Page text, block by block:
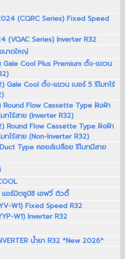
(CQRC Series) Fixed Speed
(VQAC Series) Inverter R32
นาดใหญ่
Gale Cool Plus Premium ตั้ง-แขวน
Gale Cool ตั้ง-แขวน เบอร์ 5 รีโมทไร้
Round Flow Cassette Type ฝังฝ้า
ทไร้สาย (Inverter R32)
Round Flow Cassette Type ฝังฝ้า
ทไร้สาย (Non-Inverter R32)
Type คอยล์เปลือย รีโมทมีสาย
แอร์มิตซูบิชิ เฮฟวี่ ดิวตี้
W1) Fixed Speed R32
W1) Inverter R32
น้ำยา R32 *New 2026*